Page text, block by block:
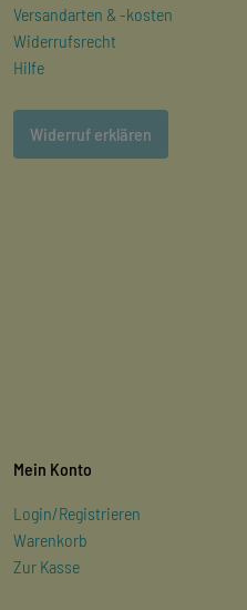
Versandarten & -kosten
Widerrufsrecht
Hilfe
Widerruf erklären
Mein Konto
Login/Registrieren
Warenkorb
Zur Kasse